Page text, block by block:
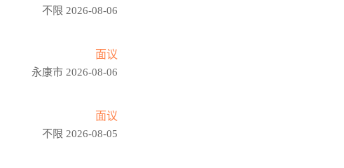
不限 2026-08-06
面议
永康市 2026-08-06
面议
不限 2026-08-05